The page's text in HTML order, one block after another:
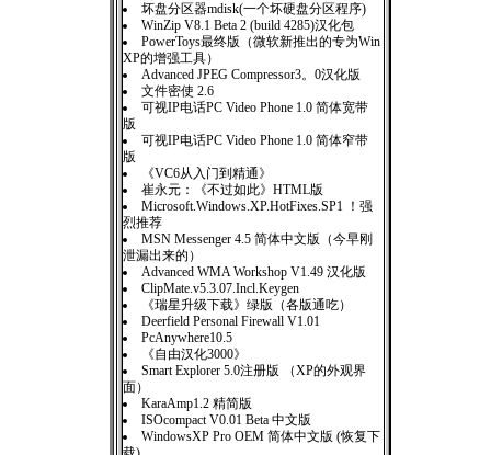
坏盘分区器mdisk(一个坏硬盘分区程序)
WinZip V8.1 Beta 2 (build 4285)汉化包
PowerToys最终版（微软新推出的专为Win
XP的增强工具）
Advanced JPEG Compressor3。0汉化版
文件密使 2.6
可视IP电话PC Video Phone 1.0 简体宽带
版
可视IP电话PC Video Phone 1.0 简体窄带
版
《VC6从入门到精通》
崔永元：《不过如此》HTML版
Microsoft.Windows.XP.HotFixes.SP1 ！强
烈推荐
MSN Messenger 4.5 简体中文版（今早刚
泄漏出来的）
Advanced WMA Workshop V1.49 汉化版
ClipMate.v5.3.07.Incl.Keygen
《瑞星升级下载》绿版（各版通吃）
Deerfield Personal Firewall V1.01
PcAnywhere10.5
《自由汉化3000》
Smart Explorer 5.0注册版 （XP的外观界
面）
KaraAmp1.2 精简版
ISOcompact V0.01 Beta 中文版
WindowsXP Pro OEM 简体中文版 (恢复下